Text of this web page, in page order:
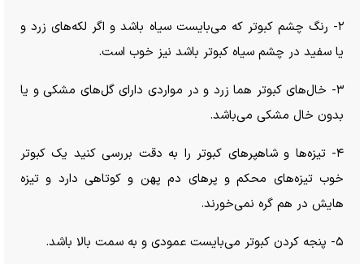
۲- رنگ چشم کبوتر که می‌بایست سیاه باشد و اگر لکه‌های زرد و
یا سفید در چشم سیاه کبوتر باشد نیز خوب است.
۳- خال‌های کبوتر هما زرد و در مواردی دارای گل‌های مشکی و یا
بدون خال مشکی می‌باشد.
۴- تیزه‌ها و شاهپر‌های کبوتر را به دقت بررسی کنید یک کبوتر
خوب تیزه‌های محکم و پر‌های دم پهن و کوتاهی دارد و تیزه
هایش در هم گره نمی‌خورند.
۵- پنجه کردن کبوتر می‌بایست عمودی و به سمت بالا باشد.